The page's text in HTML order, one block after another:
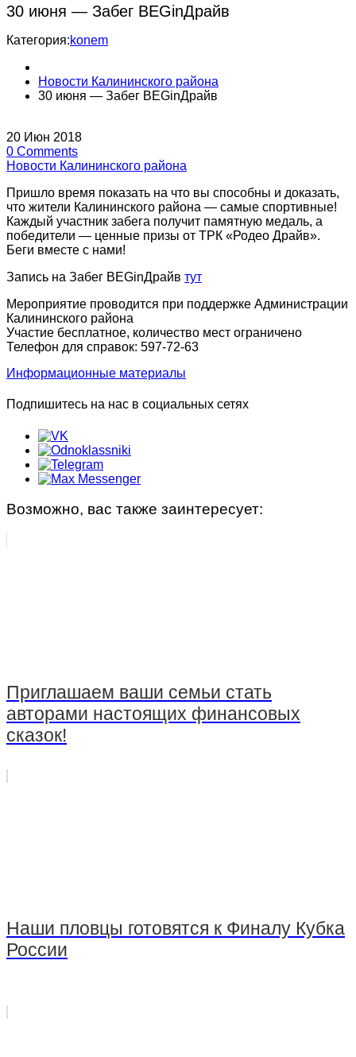
30 июня — Забег BEGinДрайв
Категория:konem
Новости Калининского района
30 июня — Забег BEGinДрайв
20 Июн 2018
0 Comments
Новости Калининского района
Пришло время показать на что вы способны и доказать,
что жители Калининского района — самые спортивные!
Каждый участник забега получит памятную медаль, а
победители — ценные призы от ТРК «Родео Драйв».
Беги вместе с нами!
Запись на Забег BEGinДрайв тут
Мероприятие проводится при поддержке Администрации
Калининского района
Участие бесплатное, количество мест ограничено
Телефон для справок: 597-72-63
Информационные материалы
Подпишитесь на нас в социальных сетях
Возможно, вас также заинтересует:
Приглашаем ваши семьи стать
авторами настоящих финансовых
сказок!
Наши пловцы готовятся к Финалу Кубка
России